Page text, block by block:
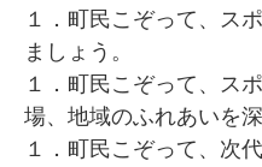
１．町民こぞって、ス
まし
１．町民こぞって、ス
場、地域のふれあ
１．町民こぞって、次